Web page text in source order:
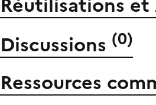
Discussions (0)
Ressources